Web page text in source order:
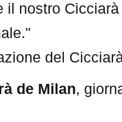
il nostro
del
de Milan,